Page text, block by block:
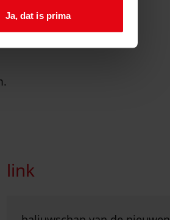
Ja, dat is prima
link